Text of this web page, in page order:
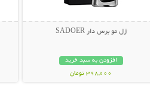
ژل مو برس دار SADOER
افزودن به سبد خرید
398,000 تومان